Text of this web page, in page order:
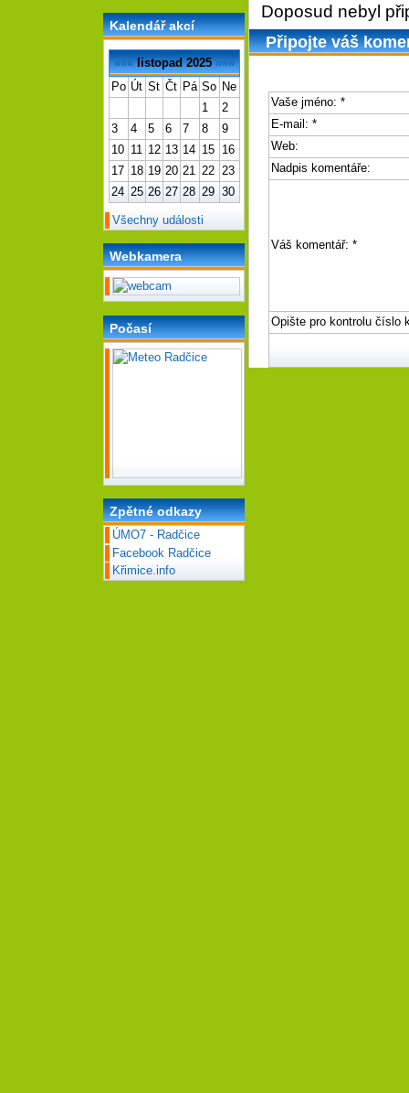
Doposud nebyl
Připojte váš
Vaše jméno: *
E-mail: *
Web:
Nadpis komentáře:
Váš komentář: *
Opište pro kontrolu číslo
Kalendář akcí
««« listopad 2025 »»»
Po Út St Čt Pá So Ne
1
2
3
4 5 6 7 8
9
10 11 12 13 14 15
16
17 18 19 20 21 22
23
24 25 26 27 28 29 30
Všechny události
Webkamera
Počasí
Zpětné odkazy
ÚMO7 - Radčice
Facebook Radčice
Křimice.info